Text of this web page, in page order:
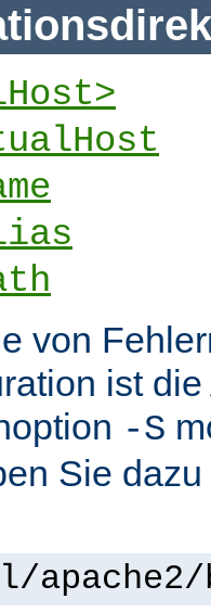
von
ist
-S
Sie